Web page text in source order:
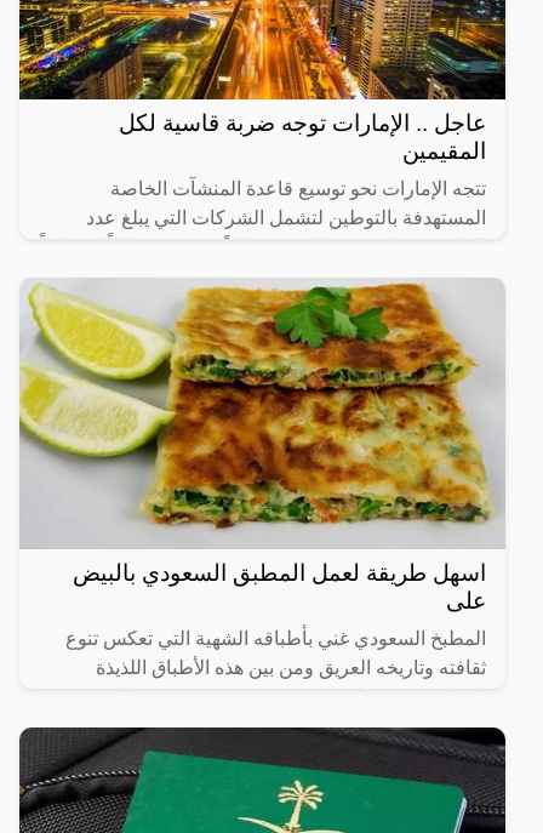
عاجل .. الإمارات توجه ضربة قاسية لكل
المقيمين
تتجه الإمارات نحو توسيع قاعدة المنشآت الخاصة
المستهدفة بالتوطين لتشمل الشركات التي يبلغ عدد
رئيساً تم
اسهل طريقة لعمل المطبق السعودي بالبيض
على
المطبخ السعودي غني بأطباقه الشهية التي تعكس تنوع
ثقافته وتاريخه العريق ومن بين هذه الأطباق اللذيذة
واللحم المفروم